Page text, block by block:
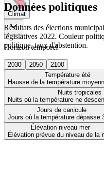
Climat
Horizon temporel
2030 2050
2100
Température été
Hausse de la température
Nuits tropicales
Nuits où la température ne
Jours de canicule
Jours où la température dépasse
Élévation niveau mer
Élévation prévue du niveau de la
Données politiques
Résultats des élections
législatives 2022. Couleur
politique, taux d'abstention.